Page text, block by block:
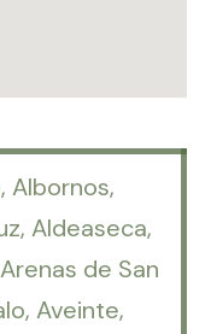
Albornos,
Aldeaseca,
de San
Aveinte,